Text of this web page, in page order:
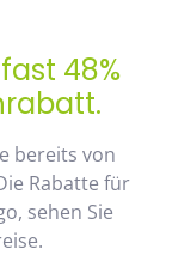
48%
bereits von
Rabatte für
sehen Sie